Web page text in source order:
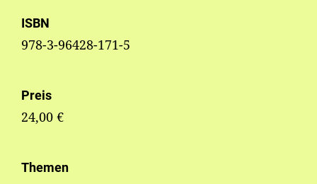
ISBN
978-3-96428-171-5
Preis
24,00 €
Themen